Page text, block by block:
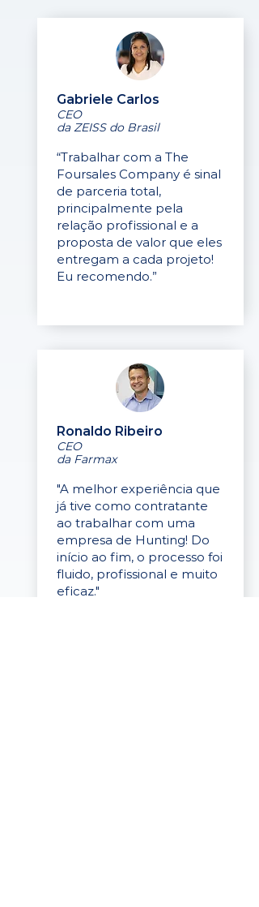
Gabriele Carlos
CEO
da ZEISS do Brasil
“Trabalhar com a The
Foursales Company é sinal
de parceria total,
principalmente pela
relação profissional e a
proposta de valor que eles
entregam a cada projeto!
Eu recomendo.”
Ronaldo Ribeiro
CEO
da Farmax
"A melhor experiência que
já tive como contratante
ao trabalhar com uma
empresa de Hunting! Do
início ao fim, o processo foi
fluido, profissional e muito
eficaz."